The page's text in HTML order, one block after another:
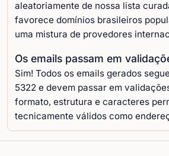
aleatoriamente de nossa lista
favorece domínios brasileiros
uma mistura de provedores
Os emails passam em
Sim! Todos os emails gerados
5322 e devem passar em
formato, estrutura e caracteres
tecnicamente válidos como